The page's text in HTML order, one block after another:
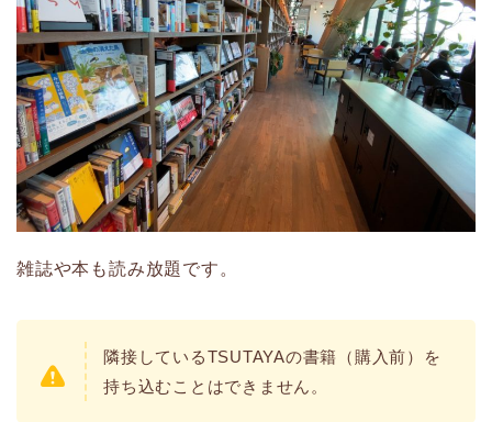
雑誌や本も読み放題です。
隣接しているTSUTAYAの書籍（購入前）を
持ち込むことはできません。